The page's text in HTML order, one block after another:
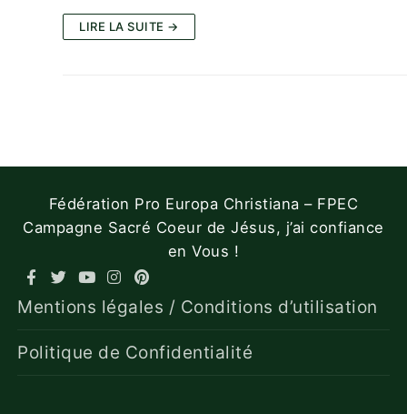
LIRE LA SUITE →
Fédération Pro Europa Christiana – FPEC
Campagne Sacré Coeur de Jésus, j’ai confiance
en Vous !
Mentions légales / Conditions d’utilisation
Politique de Confidentialité